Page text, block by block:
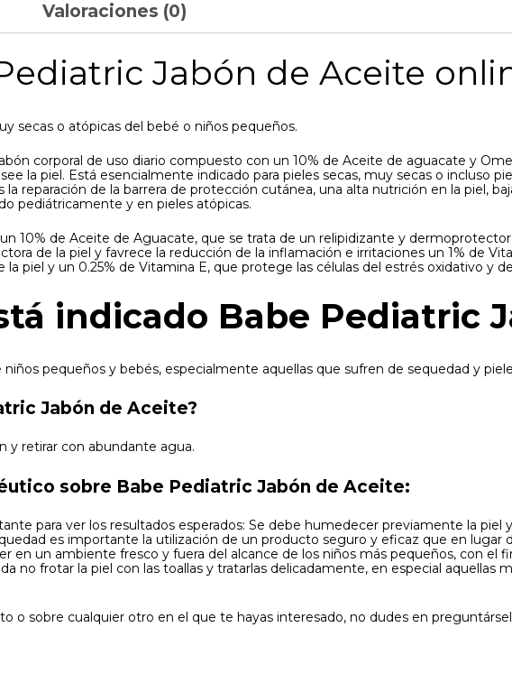
Valoraciones (0)
Jabón de Aceite
secas o atópicas del bebé o niños pequeños.
corporal de uso diario compuesto con un 10% de Aceite de aguacate y
la piel. Está esencialmente indicado para pieles secas, muy secas o incluso
reparación de la barrera de protección cutánea, una alta nutrición en la piel,
pediátricamente y en pieles atópicas.
10% de Aceite de Aguacate, que se trata de un relipidizante y
de la piel y favrece la reducción de la inflamación e irritaciones un 1% de
piel y un 0.25% de Vitamina E, que protege las células del estrés oxidativo y
indicado Babe Pediatric
pequeños y bebés, especialmente aquellas que sufren de sequedad y
Jabón de Aceite?
y retirar con abundante agua.
sobre Babe Pediatric Jabón de Aceite:
para ver los resultados esperados: Se debe humedecer previamente la
es importante la utilización de un producto seguro y eficaz que en lugar
en un ambiente fresco y fuera del alcance de los niños más pequeños, con
no frotar la piel con las toallas y tratarlas delicadamente, en especial aquellas
o sobre cualquier otro en el que te hayas interesado, no dudes en